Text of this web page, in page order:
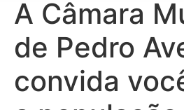
A Câmara
de Pedro
convida